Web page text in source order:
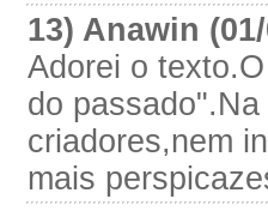
13) Anawin
Adorei o
do
criadores,nem
mais